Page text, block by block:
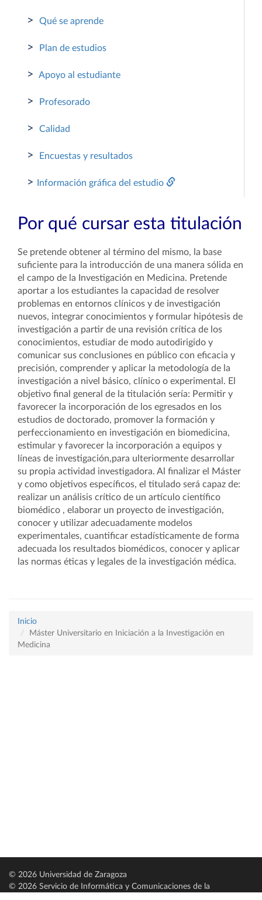
> Qué se aprende
> Plan de estudios
> Apoyo al estudiante
> Profesorado
> Calidad
> Encuestas y resultados
> Información gráfica del estudio
Por qué cursar esta titulación
Se pretende obtener al término del mismo, la base
suficiente para la introducción de una manera sólida en
el campo de la Investigación en Medicina. Pretende
aportar a los estudiantes la capacidad de resolver
problemas en entornos clínicos y de investigación
nuevos, integrar conocimientos y formular hipótesis de
investigación a partir de una revisión crítica de los
conocimientos, estudiar de modo autodirigido y
comunicar sus conclusiones en público con eficacia y
precisión, comprender y aplicar la metodología de la
investigación a nivel básico, clínico o experimental. El
objetivo final general de la titulación sería: Permitir y
favorecer la incorporación de los egresados en los
estudios de doctorado, promover la formación y
perfeccionamiento en investigación en biomedicina,
estimular y favorecer la incorporación a equipos y
líneas de investigación,para ulteriormente desarrollar
su propia actividad investigadora. Al finalizar el Máster
y como objetivos específicos, el titulado será capaz de:
realizar un análisis crítico de un artículo científico
biomédico , elaborar un proyecto de investigación,
conocer y utilizar adecuadamente modelos
experimentales, cuantificar estadísticamente de forma
adecuada los resultados biomédicos, conocer y aplicar
las normas éticas y legales de la investigación médica.
Inicio
Máster Universitario en Iniciación a la Investigación en
Medicina
© 2026 Universidad de Zaragoza
© 2026 Servicio de Informática y Comunicaciones de la